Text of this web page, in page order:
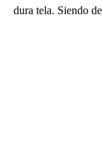
dura tela. Siendo